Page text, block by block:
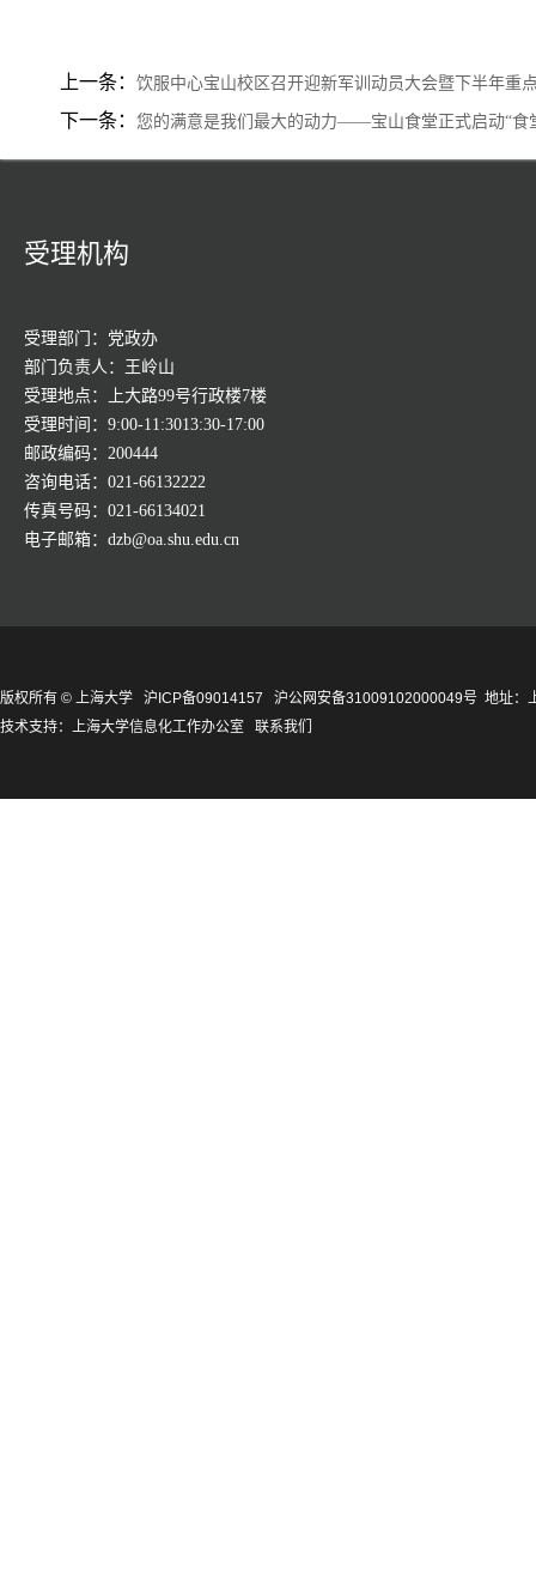
上一条： 饮服中心宝山校区召开迎新军训动员大会暨下半年重
下一条： 您的满意是我们最大的动力——宝山食堂正式启动“食
受理机构
受理部门：党政办
部门负责人：王岭山
受理地点：上大路99号行政楼7楼
受理时间：9:00-11:3013:30-17:00
邮政编码：200444
咨询电话：021-66132222
传真号码：021-66134021
电子邮箱：dzb@oa.shu.edu.cn
版权所有 © 上海大学 沪ICP备09014157 沪公网安备31009102000049号 地址：
技术支持： 上海大学信息化工作办公室 联系我们